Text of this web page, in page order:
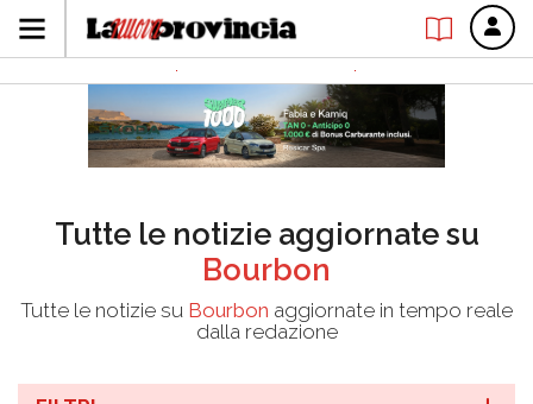
Tutte le notizie aggiornate su
Bourbon
Tutte le notizie su Bourbon aggiornate in tempo reale
dalla redazione